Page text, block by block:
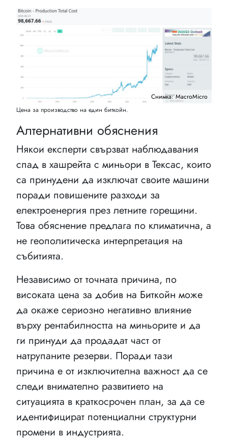
Снимка: MacroMicro
Цена за производство на един биткойн.
Алтернативни обяснения
Някои експерти свързват наблюдавания
спад в хашрейта с миньори в Тексас, които
са принудени да изключат своите машини
поради повишените разходи за
електроенергия през летните горещини.
Това обяснение предлага по климатична, а
не геополитическа интерпретация на
събитията.
Независимо от точната причина, по
високата цена за добив на Биткойн може
да окаже сериозно негативно влияние
върху рентабилността на миньорите и да
ги принуди да продадат част от
натрупаните резерви. Поради тази
причина е от изключителна важност да се
следи внимателно развитието на
ситуацията в краткосрочен план, за да се
идентифицират потенциални структурни
промени в индустрията.